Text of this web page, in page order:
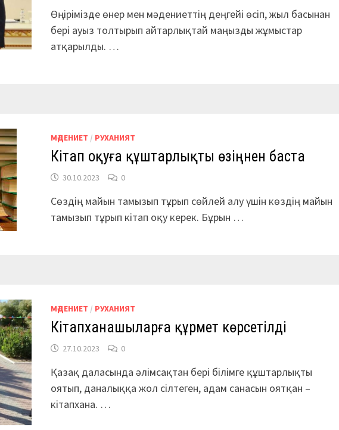
Өңірімізде өнер мен мәдениеттің деңгейі өсіп, жыл басынан
бері ауыз толтырып айтарлықтай маңызды жұмыстар
атқарылды. …
МӘДЕНИЕТ / РУХАНИЯТ
Кітап оқуға құштарлықты өзіңнен баста
30.10.2023 0
Сөздің майын тамызып тұрып сөйлей алу үшін көздің майын
тамызып тұрып кітап оқу керек. Бұрын …
МӘДЕНИЕТ / РУХАНИЯТ
Кітапханашыларға құрмет көрсетілді
27.10.2023 0
Қазақ даласында әлімсақтан бері білімге құштарлықты
оятып, даналыққа жол сілтеген, адам санасын оятқан –
кітапхана. …